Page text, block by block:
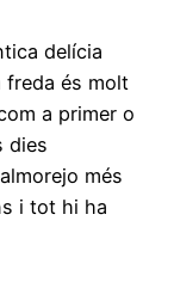
delícia
freda és molt
a primer o
dies
més
i tot hi ha